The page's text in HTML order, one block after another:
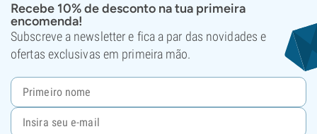
Recebe 10% de desconto na tua primeira
encomenda!
Subscreve a newsletter e fica a par das novidades e
ofertas exclusivas em primeira mão.